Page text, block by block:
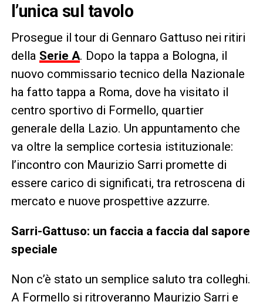
l’unica sul tavolo
Prosegue il tour di Gennaro Gattuso nei ritiri
della Serie A. Dopo la tappa a Bologna, il
nuovo commissario tecnico della Nazionale
ha fatto tappa a Roma, dove ha visitato il
centro sportivo di Formello, quartier
generale della Lazio. Un appuntamento che
va oltre la semplice cortesia istituzionale:
l’incontro con Maurizio Sarri promette di
essere carico di significati, tra retroscena di
mercato e nuove prospettive azzurre.
Sarri-Gattuso: un faccia a faccia dal sapore
speciale
Non c’è stato un semplice saluto tra colleghi.
A Formello si ritroveranno Maurizio Sarri e